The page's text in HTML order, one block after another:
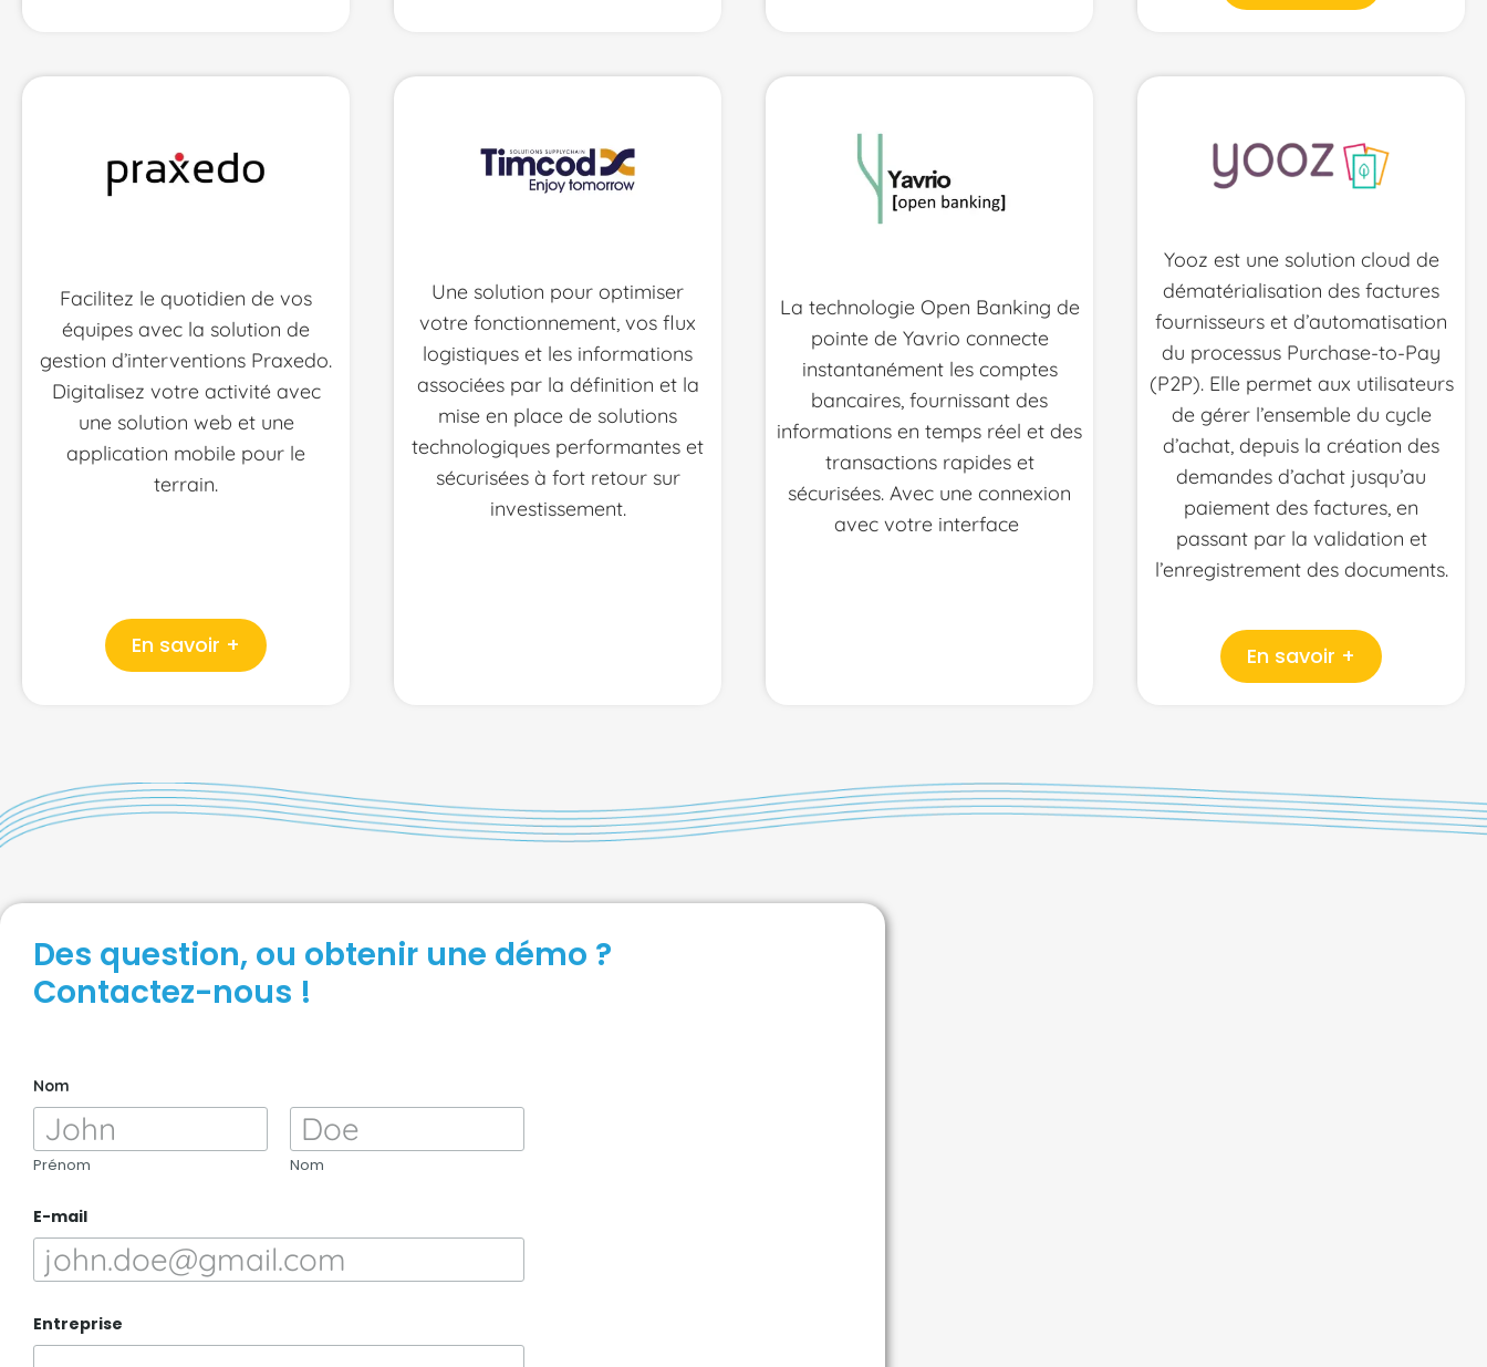
Facilitez le quotidien de vos
équipes avec la solution de
gestion d’interventions Praxedo.
Digitalisez votre activité avec
une solution web et une
application mobile pour le
terrain.
En savoir +
Une solution pour optimiser
votre fonctionnement, vos flux
logistiques et les informations
associées par la définition et la
mise en place de solutions
technologiques performantes et
sécurisées à fort retour sur
investissement.
La technologie Open Banking de
pointe de Yavrio connecte
instantanément les comptes
bancaires, fournissant des
informations en temps réel et des
transactions rapides et
sécurisées. Avec une connexion
avec votre interface
Yooz est une solution cloud de
dématérialisation des factures
fournisseurs et d’automatisation
du processus Purchase-to-Pay
(P2P). Elle permet aux utilisateurs
de gérer l’ensemble du cycle
d’achat, depuis la création des
demandes d’achat jusqu’au
paiement des factures, en
passant par la validation et
l’enregistrement des documents.
En savoir +
Des question, ou obtenir une démo ?
Contactez-nous !
Nom
Prénom Nom
E-mail
Entreprise